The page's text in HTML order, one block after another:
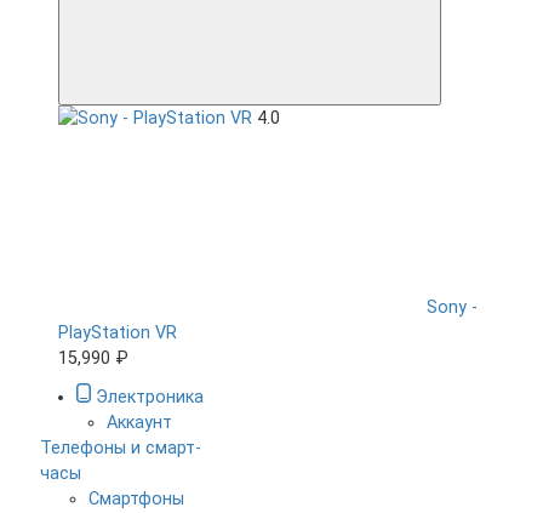
4.0
Sony -
PlayStation VR
15,990 ₽
Электроника
Аккаунт
Телефоны и смарт-
часы
Смартфоны